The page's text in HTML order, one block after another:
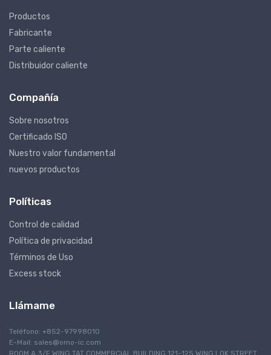
Productos
Fabricante
Parte caliente
Distribuidor caliente
Compañía
Sobre nosotros
Certificado ISO
Nuestro valor fundamental
nuevos productos
Políticas
Control de calidad
Política de privacidad
Términos de Uso
Excess stock
Llámame
Teléfono: +852-97998010
E-Mail: sales@omo-ic.com
ROOM A 3/F WING TAT COMMERCIAL BUILDING 121-125 WING LOK STREET